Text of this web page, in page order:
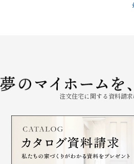
注文住宅に関する資料請